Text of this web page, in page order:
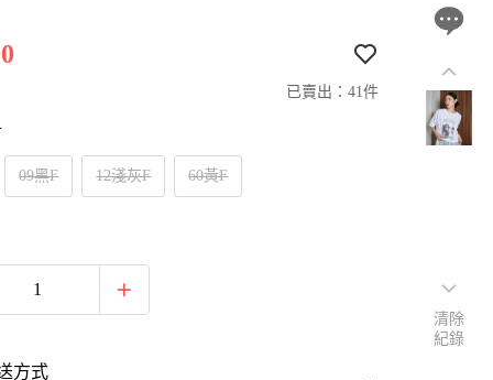
已賣出：41件
09黑F 12淺灰F 60黃F
方式
清除
紀錄